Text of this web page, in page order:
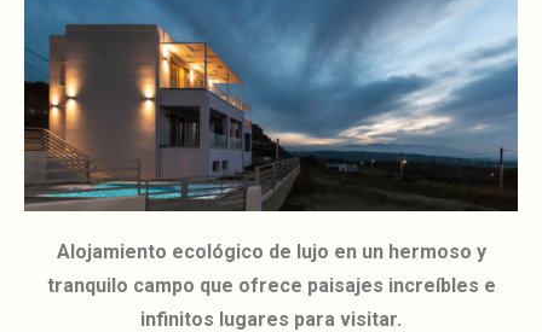
Alojamiento ecológico de lujo en un hermoso y
tranquilo campo que ofrece paisajes increíbles e
infinitos lugares para visitar.